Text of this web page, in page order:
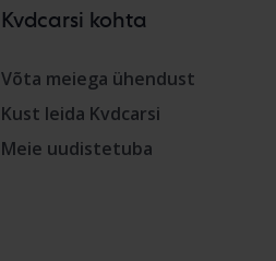
Kvdcarsi kohta
Võta meiega ühendust
Kust leida Kvdcarsi
Meie uudistetuba